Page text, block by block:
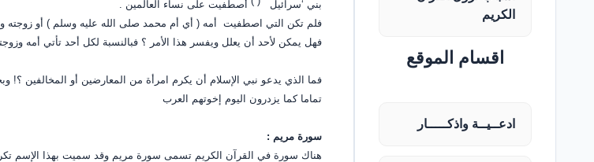
الكريم
اقسام الموقع
ادعــيــة واذكـــــار
بني ‘سرائيل
أصطفيت على نساء العالمين .
فلم تكن التي اصطفيت أمه ( أي أم محمد صلى الله عليه وسلم ) أو زوجته
فهل يمكن لأحد أن يعلل ويفسر هذا الأمر ؟ فبالنسبة لكل أحد تأتي أمه
فما الذي يدعو نبي الإسلام أن يكرم امرأة من المعارضين أو المخالفين
تماما كما يزدرون اليوم إخوتهم العرب
سورة مريم :
هناك سورة في القرآن الكريم تسمى سورة مريم وقد سميت بهذا الإسم